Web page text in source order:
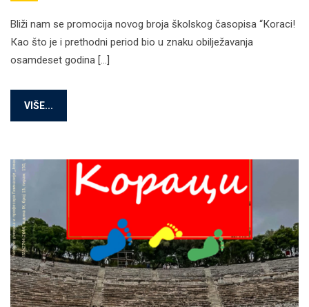
Bliži nam se promocija novog broja školskog časopisa “Кoraci!
Кao što je i prethodni period bio u znaku obilježavanja
osamdeset godina […]
VIŠE...